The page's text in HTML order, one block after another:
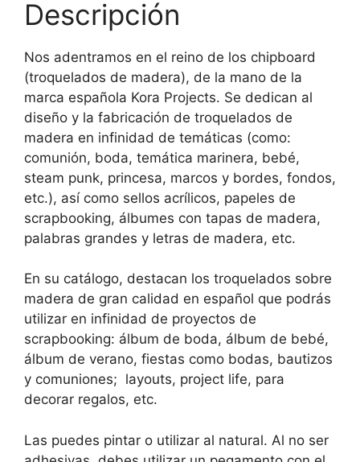
Descripción
Nos adentramos en el reino de los chipboard
(troquelados de madera), de la mano de la
marca española Kora Projects. Se dedican al
diseño y la fabricación de troquelados de
madera en infinidad de temáticas (como:
comunión, boda, temática marinera, bebé,
steam punk, princesa, marcos y bordes, fondos,
etc.), así como sellos acrílicos, papeles de
scrapbooking, álbumes con tapas de madera,
palabras grandes y letras de madera, etc.
En su catálogo, destacan los troquelados sobre
madera de gran calidad en español que podrás
utilizar en infinidad de proyectos de
scrapbooking: álbum de boda, álbum de bebé,
álbum de verano, fiestas como bodas, bautizos
y comuniones; layouts, project life, para
decorar regalos, etc.
Las puedes pintar o utilizar al natural. Al no ser